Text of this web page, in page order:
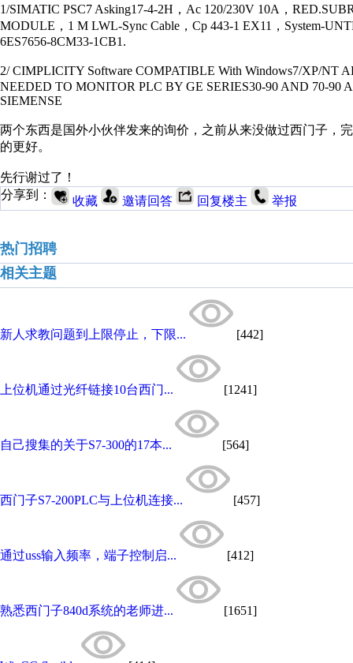
1/SIMATIC PSC7 Asking17-4-2H，Ac 120/230V 10A，
MODULE，1 M LWL-Sync Cable，Cp 443-1 EX11，System-
6ES7656-8CM33-1CB1.
2/ CIMPLICITY Software COMPATIBLE With Windows7/XP/
NEEDED TO MONITOR PLC BY GE SERIES30-90 AND 70-
SIEMENSE
两个东西是国外小伙伴发来的询价，之前从来没做过西门子，
的更好。
先行谢过了！
分享到：
收藏 邀请回答 回复楼主 举报
热门招聘
相关主题
新人求教问题到上限停止，下限... [442]
上位机通过光纤链接10台西门... [1241]
自己搜集的关于S7-300的17本... [564]
西门子S7-200PLC与上位机连接... [457]
通过uss输入频率，端子控制启... [412]
熟悉西门子840d系统的老师进... [1651]